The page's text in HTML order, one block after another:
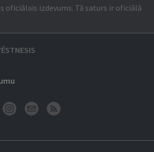
oficiālais izdevums. Tā saturs ir oficiālā